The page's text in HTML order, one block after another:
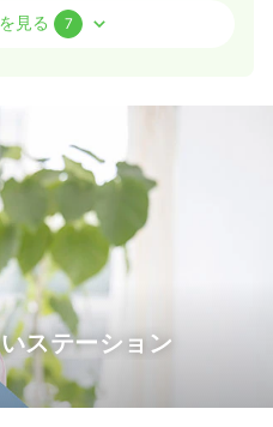
詳細を見る
見る 7
ステーション